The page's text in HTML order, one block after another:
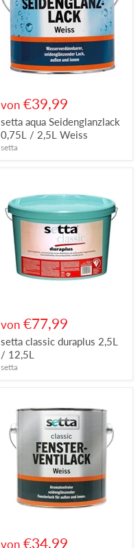
von €39,99
setta aqua Seidenglanzlack
0,75L / 2,5L Weiss
setta
von €77,99
setta classic duraplus 2,5L
/ 12,5L
setta
von €34,99